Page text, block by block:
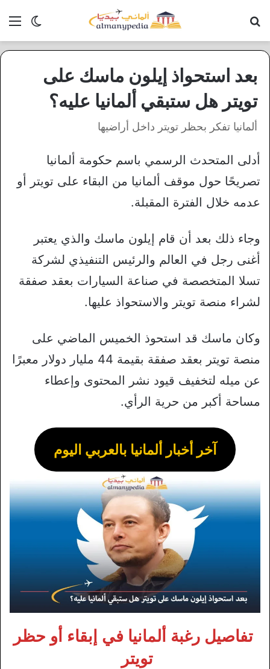
الوضع
بعد استحواذ إيلون ماسك على
تويتر هل ستبقي ألمانيا عليه؟
ألمانيا تفكر بحظر تويتر داخل أراضيها
أدلى المتحدث الرسمي باسم حكومة ألمانيا
تصريحًا حول موقف ألمانيا من البقاء على تويتر أو
عدمه خلال الفترة المقبلة.
وجاء ذلك بعد أن قام إيلون ماسك والذي يعتبر
أغنى رجل في العالم والرئيس التنفيذي لشركة
تسلا المتخصصة في صناعة السيارات بعقد صفقة
لشراء منصة تويتر والاستحواذ عليها.
وكان ماسك قد استحوذ الخميس الماضي على
منصة تويتر بعقد صفقة بقيمة 44 مليار دولار معبرًا
عن ميله لتخفيف قيود نشر المحتوى وإعطاء
مساحة أكبر من حرية الرأي.
آخر أخبار ألمانيا بالعربي اليوم
تفاصيل رغبة ألمانيا في إبقاء أو حظر
تويتر